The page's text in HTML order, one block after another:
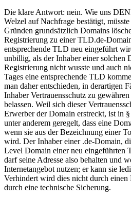
Die klare Antwort: nein. Wie uns
Welzel auf Nachfrage bestätigt,
Gründen grundsätzlich Domains
Registrierung zu einer TLD.de-
entsprechende TLD neu eingeführt
unbillig, als der Inhaber einer solchen
Registrierung nicht wusste und auch
Tages eine entsprechende TLD
man daher entschieden, in derartigen
Inhaber Vertrauensschutz zu
belassen. Weil sich dieser
Erwerber der Domain erstreckt, ist in
unter anderem geregelt, dass eine
wenn sie aus der Bezeichnung einer
wird. Der Inhaber einer .de-Domain,
Level Domain einer neu eingeführten
darf seine Adresse also behalten und
Internetangebot nutzen; er kann sie
Verhindert wird dies nicht durch einen
durch eine technische Sicherung.